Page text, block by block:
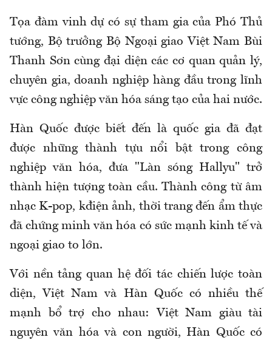
Tọa đàm vinh dự có sự tham gia của Phó Thủ
tướng, Bộ trưởng Bộ Ngoại giao Việt Nam Bùi
Thanh Sơn cùng đại diện các cơ quan quản lý,
chuyên gia, doanh nghiệp hàng đầu trong lĩnh
vực công nghiệp văn hóa sáng tạo của hai nước.
Hàn Quốc được biết đến là quốc gia đã đạt
được những thành tựu nổi bật trong công
nghiệp văn hóa, đưa "Làn sóng Hallyu" trở
thành hiện tượng toàn cầu. Thành công từ âm
nhạc K-pop, kđiện ảnh, thời trang đến ẩm thực
đã chứng minh văn hóa có sức mạnh kinh tế và
ngoại giao to lớn.
Với nền tảng quan hệ đối tác chiến lược toàn
diện, Việt Nam và Hàn Quốc có nhiều thế
mạnh bổ trợ cho nhau: Việt Nam giàu tài
nguyên văn hóa và con người, Hàn Quốc có